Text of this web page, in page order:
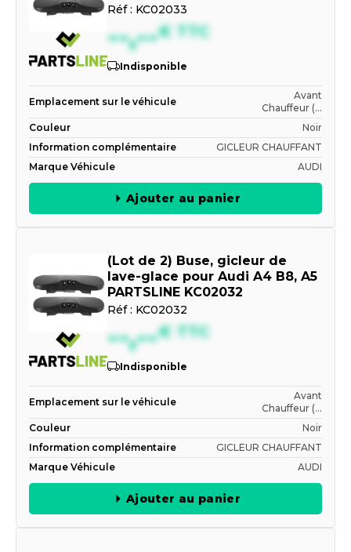
Réf : KC02033
--,--€ TTC
Indisponible
Emplacement sur le véhicule
Avant
Chauffeur (...
Couleur
Noir
Information complémentaire
GICLEUR CHAUFFANT
Marque Véhicule
AUDI
Ajouter au panier
(Lot de 2) Buse, gicleur de
lave-glace pour Audi A4 B8, A5
PARTSLINE KC02032
Réf : KC02032
--,--€ TTC
Indisponible
Emplacement sur le véhicule
Avant
Chauffeur (...
Couleur
Noir
Information complémentaire
GICLEUR CHAUFFANT
Marque Véhicule
AUDI
Ajouter au panier